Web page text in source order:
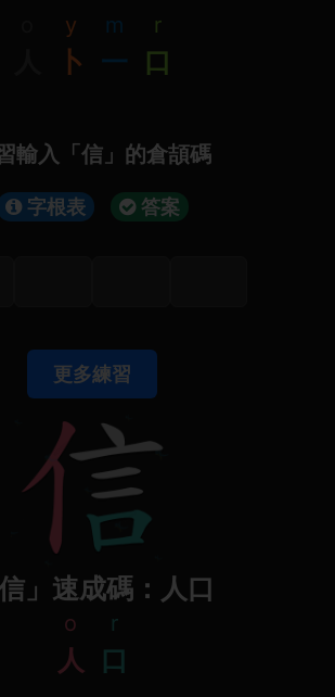
y
卜
m
一
r
口
輸入「信」的倉頡碼
字根表 答案
更多練習
信」速成碼：人口
o
人
r
口